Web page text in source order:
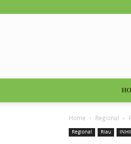
Home Regional
Regional Riau